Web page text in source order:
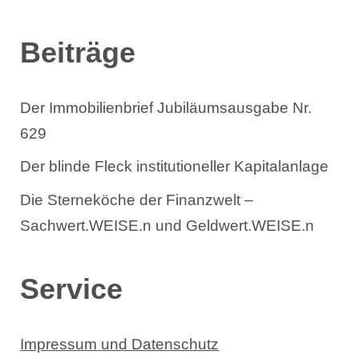
Beiträge
Der Immobilienbrief Jubiläumsausgabe Nr.
629
Der blinde Fleck institutioneller Kapitalanlage
Die Sterneköche der Finanzwelt –
Sachwert.WEISE.n und Geldwert.WEISE.n
Service
Impressum und Datenschutz